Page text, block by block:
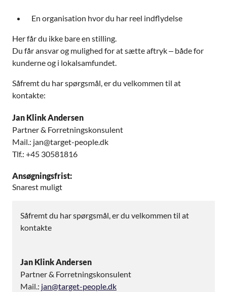
En organisation hvor du har reel indflydelse
Her får du ikke bare en stilling.
Du får ansvar og mulighed for at sætte aftryk – både for
kunderne og i lokalsamfundet.
Såfremt du har spørgsmål, er du velkommen til at
kontakte:
Jan Klink Andersen
Partner & Forretningskonsulent
Mail.: jan@target-people.dk
Tlf.: +45 30581816
Ansøgningsfrist:
Snarest muligt
Såfremt du har spørgsmål, er du velkommen til at
kontakte
Jan Klink Andersen
Partner & Forretningskonsulent
Mail.: jan@target-people.dk